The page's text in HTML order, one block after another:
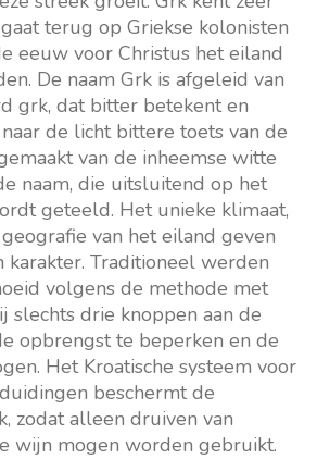
terug op Griekse kolonisten
eeuw voor Christus het eiland
De naam Grk is afgeleid van
grk, dat bitter betekent en
de licht bittere toets van de
van de inheemse witte
naam, die uitsluitend op het
geteeld. Het unieke klimaat,
van het eiland geven
karakter. Traditioneel werden
volgens de methode met
slechts drie knoppen aan de
opbrengst te beperken en de
Het Kroatische systeem voor
beschermt de
zodat alleen druiven van
wijn mogen worden gebruikt.